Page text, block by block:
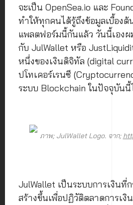
จะเป็น OpenSea.io และ
ทำให้ทุกคนได้รู้ถึงข้อมูลเบื้อง
แพลตฟอร์มนี้กันแล้ว วันนี้เอง
กับ JulWallet หรือ
หนึ่งของเงินดิจิทัล (digital
ปโทเคอร์เรนซี
ระบบ Blockchain ในปัจจุบัน
ภาพ; JulWallet Logo. จาก;
JulWallet เป็นระบบการเงินที่
สร้างขึ้นเพื่อปฏิวัติตลาดการเงิ